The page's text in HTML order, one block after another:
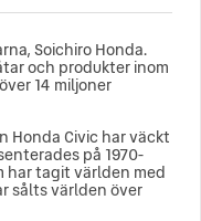
Soichiro Honda.
och produkter inom
14 miljoner
Honda Civic har väckt
på 1970-
har tagit världen med
sålts världen över